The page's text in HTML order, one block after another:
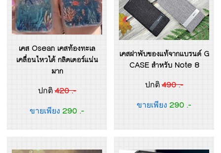
เคส Osean เคสท้องทะเล
เคลื่อนไหวได้ กลิตเตอร์แน่น
มาก
ปกติ420 .-
ขายเพียง 290 .-
เคสฝาพับของแท้จากแบรนด์ G
CASE สำหรับ Note 8
ปกติ490 .-
ขายเพียง 290 .-